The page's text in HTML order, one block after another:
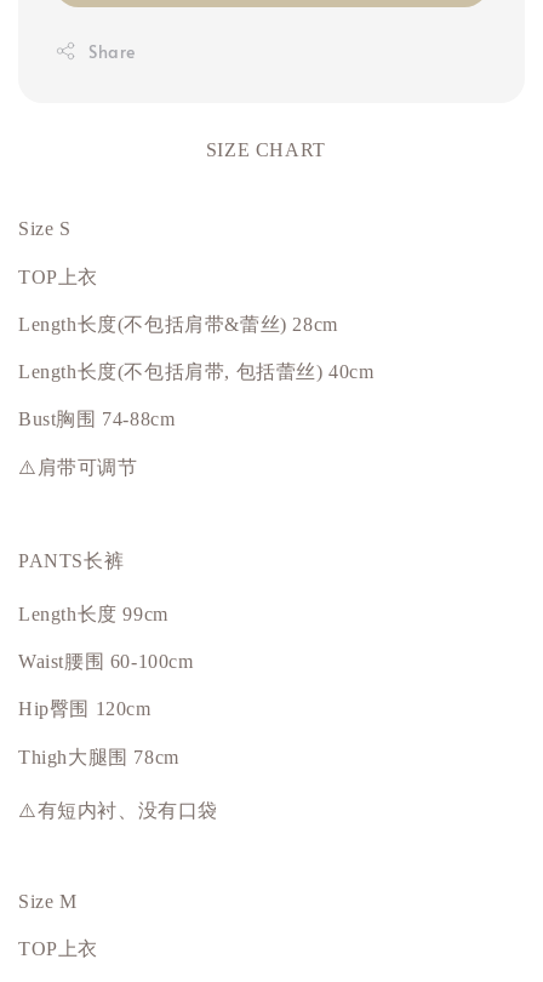
Share
SIZE CHART
Size S
TOP上衣
Length长度(不包括肩带&蕾丝) 28cm
Length长度(不包括肩带, 包括蕾丝) 40cm
Bust胸围 74-88cm
⚠️肩带可调节
PANTS长裤
Length长度 99cm
Waist腰围 60-100cm
Hip臀围 120cm
Thigh大腿围 78cm
⚠️有短内衬、没有口袋
Size M
TOP上衣